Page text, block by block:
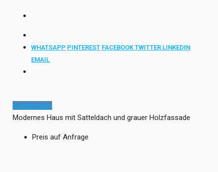
WHATSAPP PINTEREST FACEBOOK TWITTER LINKEDIN
EMAIL
Kundenhaus
Modernes Haus mit Satteldach und grauer Holzfassade
Preis auf Anfrage